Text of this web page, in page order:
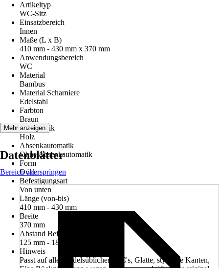
Artikeltyp
WC-Sitz
Einsatzbereich
Innen
Maße (L x B)
410 mm - 430 mm x 370 mm
Anwendungsbereich
WC
Material
Bambus
Material Scharniere
Edelstahl
Farbton
Braun
Dekoroptik
Holz
Absenkautomatik
Ohne Absenkautomatik
Form
Oval
Befestigungsart
Von unten
Länge (von-bis)
410 mm - 430 mm
Breite
370 mm
Abstand Befestigungslöcher
125 mm - 180 mm
Hinweis
Passt auf alle handelsüblichen WC's, Glatte, stylische Kanten,
Mehr anzeigen
Datenblätter
Bereich überspringen